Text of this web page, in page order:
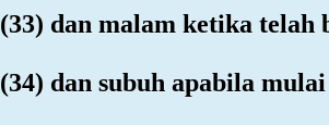
(33) dan malam ketika telah
(34) dan subuh apabila